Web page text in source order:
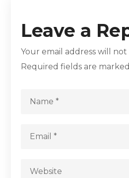
Leave a
Your email address will
Required fields are